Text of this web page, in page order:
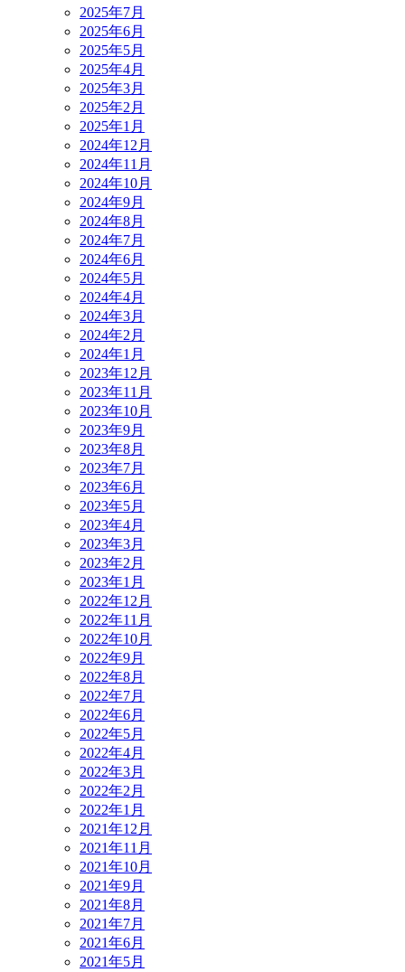
2025年7月
2025年6月
2025年5月
2025年4月
2025年3月
2025年2月
2025年1月
2024年12月
2024年11月
2024年10月
2024年9月
2024年8月
2024年7月
2024年6月
2024年5月
2024年4月
2024年3月
2024年2月
2024年1月
2023年12月
2023年11月
2023年10月
2023年9月
2023年8月
2023年7月
2023年6月
2023年5月
2023年4月
2023年3月
2023年2月
2023年1月
2022年12月
2022年11月
2022年10月
2022年9月
2022年8月
2022年7月
2022年6月
2022年5月
2022年4月
2022年3月
2022年2月
2022年1月
2021年12月
2021年11月
2021年10月
2021年9月
2021年8月
2021年7月
2021年6月
2021年5月